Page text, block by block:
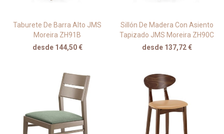
Taburete De Barra Alto JMS
Moreira ZH91B
desde 144,50 €
Sillón De Madera Con Asiento
Tapizado JMS Moreira ZH90C
desde 137,72 €